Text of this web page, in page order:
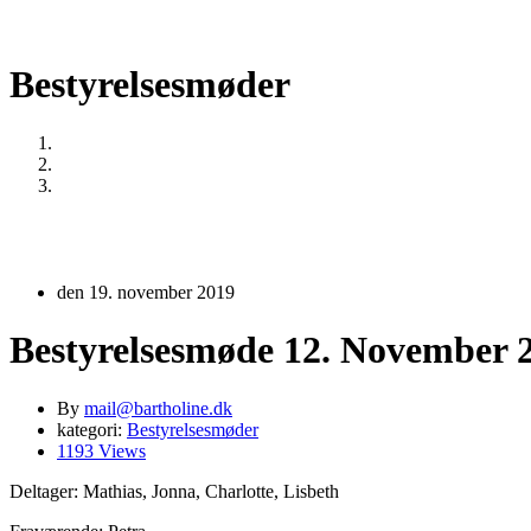
Bestyrelsesmøder
den 19. november 2019
Bestyrelsesmøde 12. November
By mail@bartholine.dk
kategori: Bestyrelsesmøder
1193 Views
Deltager: Mathias, Jonna, Charlotte, Lisbeth